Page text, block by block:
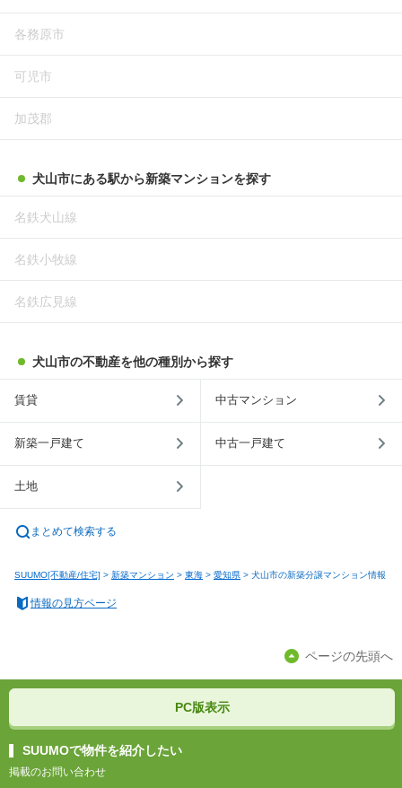
各務原市
可児市
加茂郡
犬山市にある駅から新築マンションを探す
名鉄犬山線
名鉄小牧線
名鉄広見線
犬山市の不動産を他の種別から探す
賃貸 中古マンション
新築一戸建て 中古一戸建て
土地
まとめて検索する
SUUMO[不動産/住宅] > 新築マンション > 東海 > 愛知県 > 犬山市の新築分譲マンション情報
情報の見方ページ
ページの先頭へ
PC版表示
SUUMOで物件を紹介したい
掲載のお問い合わせ